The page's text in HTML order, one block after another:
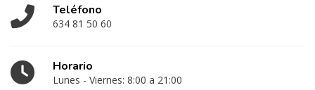
Teléfono
634 81 50 60
Horario
Lunes - Viernes: 8:00 a 21:00